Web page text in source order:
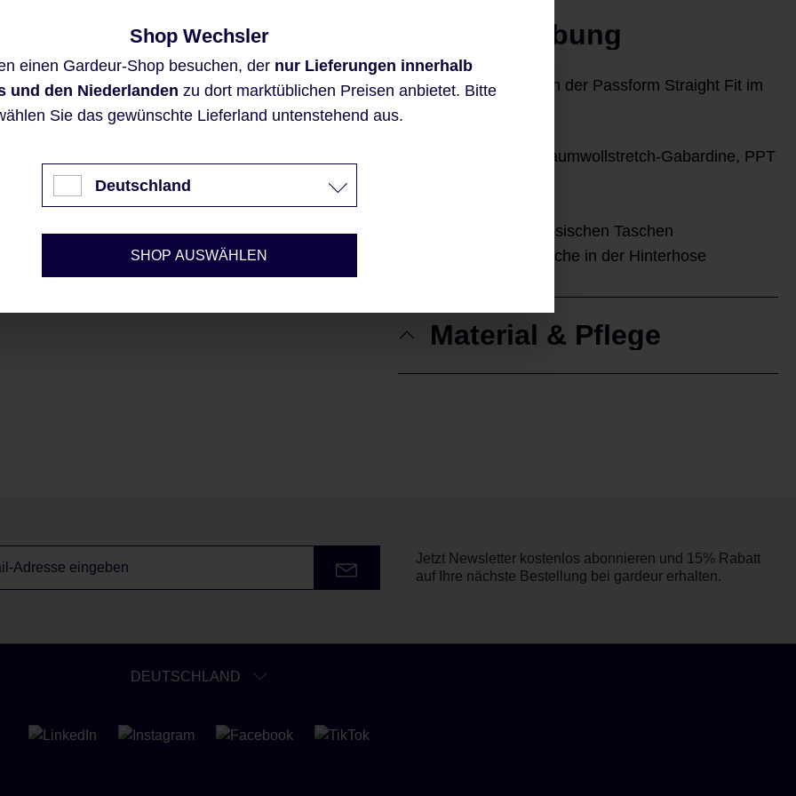
Beschreibung
gardeur Damenhose in der Passform Straight Fit im
modischer feiner Baumwollstretch-Gabardine, PPT
Bermuda mit französischen Taschen
mit einer Leistentasche in der Hinterhose
Material & Pflege
Jetzt Newsletter kostenlos abonnieren und 15% Rabatt
auf Ihre nächste Bestellung bei gardeur erhalten.
DEUTSCHLAND
Shop Wechsler
einen Gardeur-Shop besuchen, der nur Lieferungen innerhalb
und den Niederlanden zu dort marktüblichen Preisen anbietet. Bitte
Sie das gewünschte Lieferland untenstehend aus.
Deutschland
SHOP AUSWÄHLEN
Diese Website verwendet Cookies,
um eine bestmögliche Erfahrung
bieten zu können.
Konfigurieren